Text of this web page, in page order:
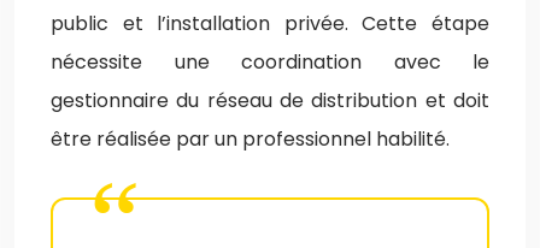
public et l’installation privée. Cette étape
nécessite une coordination avec le
gestionnaire du réseau de distribution et doit
être réalisée par un professionnel habilité.